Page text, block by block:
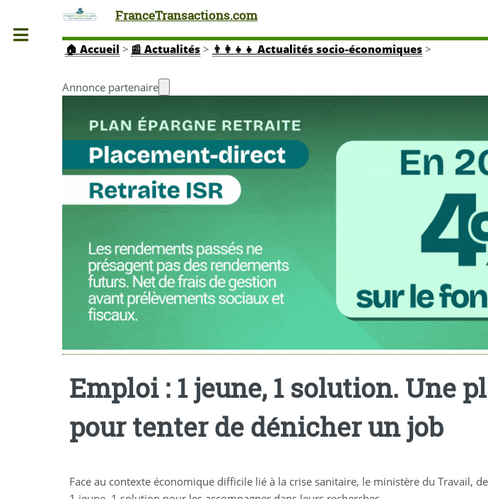
FranceTransactions.com
🏠 Accueil > 📰 Actualités > 👨‍👩‍👧‍👧 Actualités socio-économiques>
Annonce partenaire
Emploi : 1 jeune, 1 solution. Une
pour tenter de dénicher un job
Face au contexte économique difficile lié à la crise sanitaire, le ministère du Travail,
Toggle